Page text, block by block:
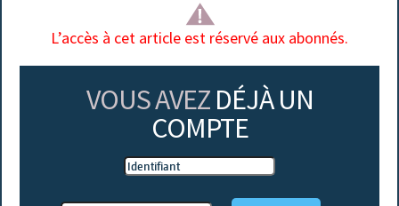
L’accès à cet article est réservé aux abonnés.
VOUS AVEZ DÉJÀ UN
COMPTE